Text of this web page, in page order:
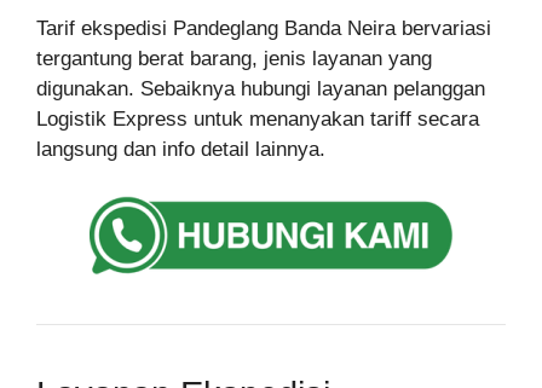
Tarif ekspedisi Pandeglang Banda Neira bervariasi
tergantung berat barang, jenis layanan yang
digunakan. Sebaiknya hubungi layanan pelanggan
Logistik Express untuk menanyakan tariff secara
langsung dan info detail lainnya.